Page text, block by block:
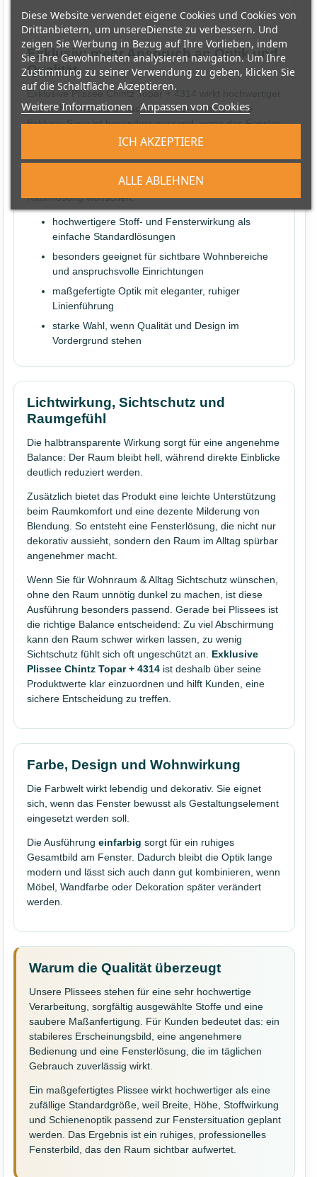
Exklusiv: mehr Anspruch an Optik und
Qualität
Exklusive Plissee Chintz Topar + 4314 wirkt hochwertiger
und wohnlicher als einfache Plissee-Varianten. Die
Exklusiv-Serie ist besonders passend, wenn das Fenster
ein sichtbarer Teil der Einrichtung ist und die
kaufen, sondern eine langfristig überzeugende
Raumlösung wünschen.
hochwertigere Stoff- und Fensterwirkung als
einfache Standardlösungen
besonders geeignet für sichtbare Wohnbereiche
und anspruchsvolle Einrichtungen
maßgefertigte Optik mit eleganter, ruhiger
Linienführung
starke Wahl, wenn Qualität und Design im
Vordergrund stehen
Lichtwirkung, Sichtschutz und
Raumgefühl
Die halbtransparente Wirkung sorgt für eine angenehme
Balance: Der Raum bleibt hell, während direkte Einblicke
deutlich reduziert werden.
Zusätzlich bietet das Produkt eine leichte Unterstützung
beim Raumkomfort und eine dezente Milderung von
Blendung. So entsteht eine Fensterlösung, die nicht nur
dekorativ aussieht, sondern den Raum im Alltag spürbar
angenehmer macht.
Wenn Sie für Wohnraum & Alltag Sichtschutz wünschen,
ohne den Raum unnötig dunkel zu machen, ist diese
Ausführung besonders passend. Gerade bei Plissees ist
die richtige Balance entscheidend: Zu viel Abschirmung
kann den Raum schwer wirken lassen, zu wenig
Sichtschutz fühlt sich oft ungeschützt an. Exklusive
Plissee Chintz Topar + 4314 ist deshalb über seine
Produktwerte klar einzuordnen und hilft Kunden, eine
sichere Entscheidung zu treffen.
Farbe, Design und Wohnwirkung
Die Farbwelt wirkt lebendig und dekorativ. Sie eignet
sich, wenn das Fenster bewusst als Gestaltungselement
eingesetzt werden soll.
Die Ausführung einfarbig sorgt für ein ruhiges
Gesamtbild am Fenster. Dadurch bleibt die Optik lange
modern und lässt sich auch dann gut kombinieren, wenn
Möbel, Wandfarbe oder Dekoration später verändert
werden.
Warum die Qualität überzeugt
Unsere Plissees stehen für eine sehr hochwertige
Verarbeitung, sorgfältig ausgewählte Stoffe und eine
saubere Maßanfertigung. Für Kunden bedeutet das: ein
stabileres Erscheinungsbild, eine angenehmere
Bedienung und eine Fensterlösung, die im täglichen
Gebrauch zuverlässig wirkt.
Ein maßgefertigtes Plissee wirkt hochwertiger als eine
zufällige Standardgröße, weil Breite, Höhe, Stoffwirkung
und Schienenoptik passend zur Fenstersituation geplant
werden. Das Ergebnis ist ein ruhiges, professionelles
Fensterbild, das den Raum sichtbar aufwertet.
Diese Website verwendet eigene Cookies und Cookies von
Drittanbietern, um unsereDienste zu verbessern. Und
zeigen Sie Werbung in Bezug auf Ihre Vorlieben, indem
Sie Ihre Gewohnheiten analysieren navigation. Um Ihre
Zustimmung zu seiner Verwendung zu geben, klicken Sie
auf die Schaltfläche Akzeptieren.
Weitere Informationen Anpassen von Cookies
ALLE ABLEHNEN
ICH AKZEPTIERE